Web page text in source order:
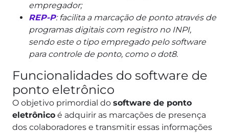
empregador;
REP-P: facilita a marcação de ponto através de
programas digitais com registro no INPI,
sendo este o tipo empregado pelo software
para controle de ponto, como o dot8.
Funcionalidades do software de
ponto eletrônico
O objetivo primordial do software de ponto
eletrônico é adquirir as marcações de presença
dos colaboradores e transmitir essas informações